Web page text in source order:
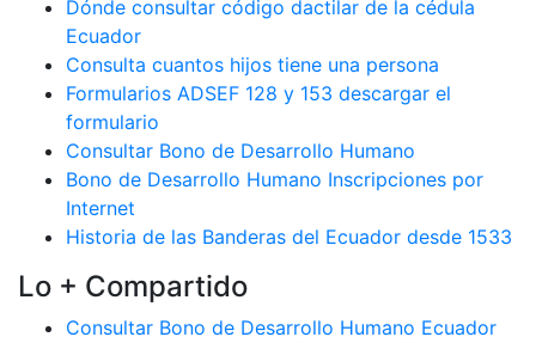
Dónde consultar código dactilar de la cédula
Ecuador
Consulta cuantos hijos tiene una persona
Formularios ADSEF 128 y 153 descargar el
formulario
Consultar Bono de Desarrollo Humano
Bono de Desarrollo Humano Inscripciones por
Internet
Historia de las Banderas del Ecuador desde 1533
Lo + Compartido
Consultar Bono de Desarrollo Humano Ecuador